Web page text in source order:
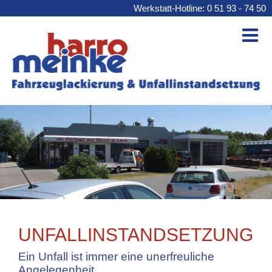
Werkstatt-Hotline: 0 51 93 - 74 50
UNFALLINSTANDSETZUNG
Ein Unfall ist immer eine unerfreuliche